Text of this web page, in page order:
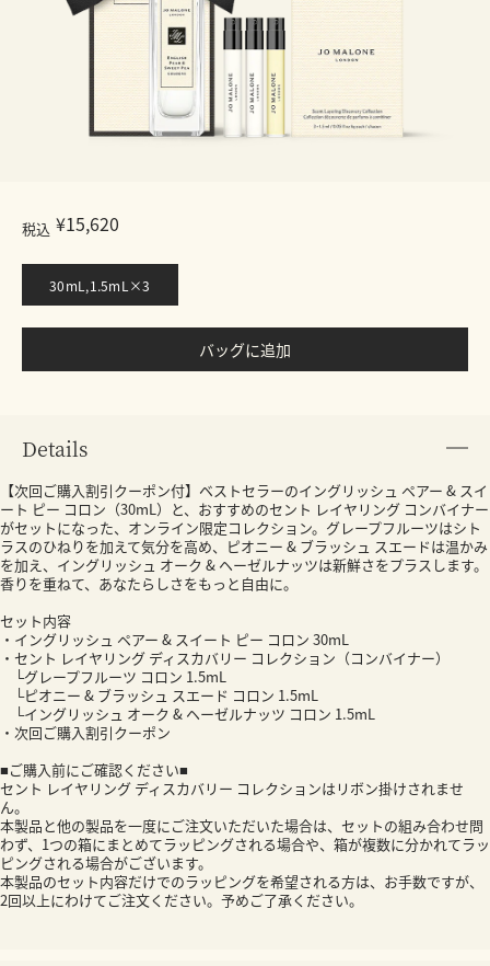
税込 ¥15,620
30mL,1.5mL×3
バッグに追加
Details
【次回ご購入割引クーポン付】ベストセラーのイングリッシュ ペアー & スイ
ート ピー コロン（30mL）と、おすすめのセント レイヤリング コンバイナー
がセットになった、オンライン限定コレクション。グレープフルーツはシト
ラスのひねりを加えて気分を高め、ピオニー & ブラッシュ スエードは温かみ
を加え、イングリッシュ オーク & ヘーゼルナッツは新鮮さをプラスします。
香りを重ねて、あなたらしさをもっと自由に。​
セット内容
・イングリッシュ ペアー & スイート ピー コロン 30mL
・セント レイヤリング ディスカバリー コレクション（コンバイナー）
└グレープフルーツ コロン 1.5mL
└ピオニー & ブラッシュ スエード コロン 1.5mL
└イングリッシュ オーク & ヘーゼルナッツ コロン 1.5mL
・次回ご購入割引クーポン
■ご購入前にご確認ください■
セント レイヤリング ディスカバリー コレクションはリボン掛けされませ
ん。
本製品と他の製品を一度にご注文いただいた場合は、セットの組み合わせ問
わず、1つの箱にまとめてラッピングされる場合や、箱が複数に分かれてラッ
ピングされる場合がございます。
本製品のセット内容だけでのラッピングを希望される方は、お手数ですが、
2回以上にわけてご注文ください。予めご了承ください。